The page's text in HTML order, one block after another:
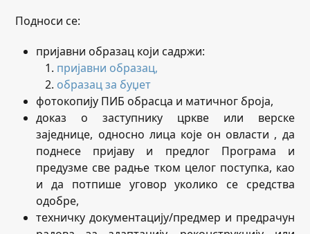
Подноси се:
пријавни образац који садржи:
пријавни образац,
образац за буџет
фотокопију ПИБ обрасца и матичног броја,
доказ о заступнику цркве или верске
заједнице, односно лица које он овласти , да
поднесе пријаву и предлог Програма и
предузме све радње тком целог поступка, као
и да потпише уговор уколико се средства
одобре,
техничку документацију/предмер и предрачун